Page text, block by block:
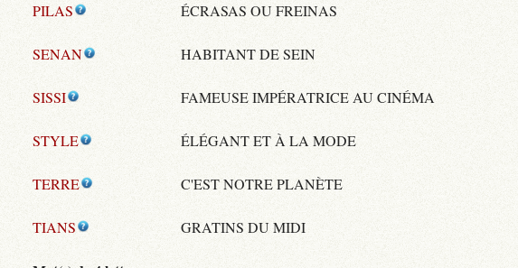
PILAS ÉCRASAS OU FREINAS
SENAN HABITANT DE SEIN
SISSI FAMEUSE IMPÉRATRICE AU CINÉMA
STYLE ÉLÉGANT ET À LA MODE
TERRE C'EST NOTRE PLANÈTE
TIANS GRATINS DU MIDI